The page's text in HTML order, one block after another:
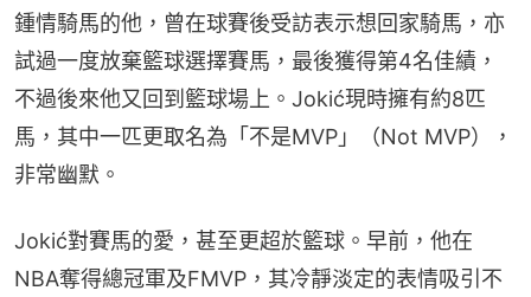
鍾情騎馬的他，曾在球賽後受訪表示想回家騎馬，亦
試過一度放棄籃球選擇賽馬，最後獲得第4名佳績，
不過後來他又回到籃球場上。Jokić現時擁有約8匹
馬，其中一匹更取名為「不是MVP」（Not MVP），
非常幽默。
Jokić對賽馬的愛，甚至更超於籃球。早前，他在
NBA奪得總冠軍及FMVP，其冷靜淡定的表情吸引不